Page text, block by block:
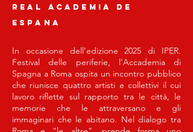
Real academia de
espana
In occasione dell’edizione 2025 di IPER.
Festival delle periferie, l’Accademia di
Spagna a Roma ospita un incontro pubblico
che riunisce quattro artisti e collettivi il cui
lavoro riflette sul rapporto tra le città, le
memorie che le attraversano e gli
immaginari che le abitano. Nel dialogo tra